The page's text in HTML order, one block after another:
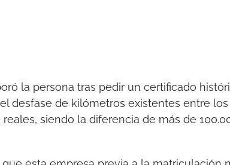
la persona tras pedir un certificado
desfase de kilómetros existentes entre
siendo la diferencia de más de